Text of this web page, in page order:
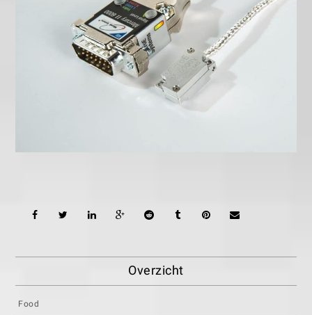
Overzicht
Food